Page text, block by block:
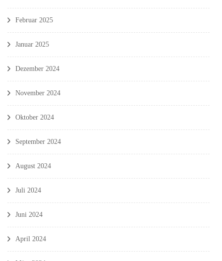
Februar 2025
Januar 2025
Dezember 2024
November 2024
Oktober 2024
September 2024
August 2024
Juli 2024
Juni 2024
April 2024